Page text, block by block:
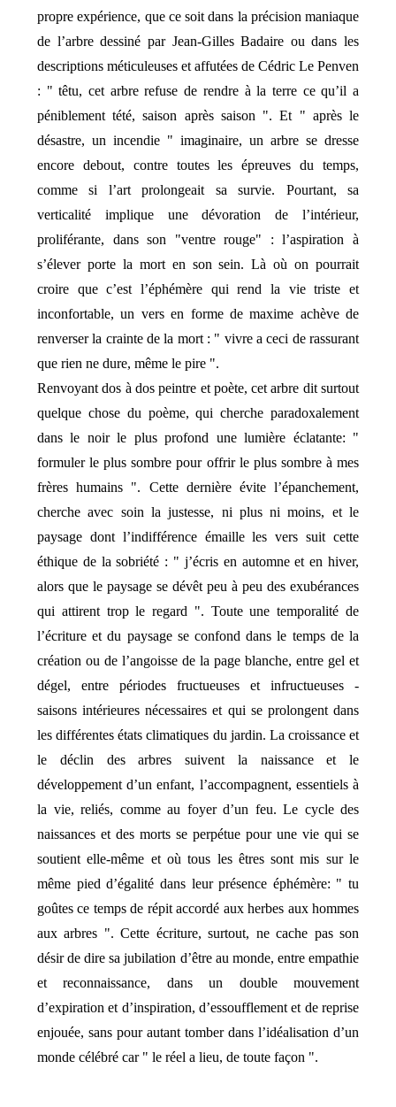
propre expérience, que ce soit dans la précision maniaque
de l’arbre dessiné par Jean-Gilles Badaire ou dans les
descriptions méticuleuses et affutées de Cédric Le Penven
: " têtu, cet arbre refuse de rendre à la terre ce qu’il a
péniblement tété, saison après saison ". Et " après le
désastre, un incendie " imaginaire, un arbre se dresse
encore debout, contre toutes les épreuves du temps,
comme si l’art prolongeait sa survie. Pourtant, sa
verticalité implique une dévoration de l’intérieur,
proliférante, dans son "ventre rouge" : l’aspiration à
s’élever porte la mort en son sein. Là où on pourrait
croire que c’est l’éphémère qui rend la vie triste et
inconfortable, un vers en forme de maxime achève de
renverser la crainte de la mort : " vivre a ceci de rassurant
que rien ne dure, même le pire ".
Renvoyant dos à dos peintre et poète, cet arbre dit surtout
quelque chose du poème, qui cherche paradoxalement
dans le noir le plus profond une lumière éclatante: "
formuler le plus sombre pour offrir le plus sombre à mes
frères humains ". Cette dernière évite l’épanchement,
cherche avec soin la justesse, ni plus ni moins, et le
paysage dont l’indifférence émaille les vers suit cette
éthique de la sobriété : " j’écris en automne et en hiver,
alors que le paysage se dévêt peu à peu des exubérances
qui attirent trop le regard ". Toute une temporalité de
l’écriture et du paysage se confond dans le temps de la
création ou de l’angoisse de la page blanche, entre gel et
dégel, entre périodes fructueuses et infructueuses -
saisons intérieures nécessaires et qui se prolongent dans
les différentes états climatiques du jardin. La croissance et
le déclin des arbres suivent la naissance et le
développement d’un enfant, l’accompagnent, essentiels à
la vie, reliés, comme au foyer d’un feu. Le cycle des
naissances et des morts se perpétue pour une vie qui se
soutient elle-même et où tous les êtres sont mis sur le
même pied d’égalité dans leur présence éphémère: " tu
goûtes ce temps de répit accordé aux herbes aux hommes
aux arbres ". Cette écriture, surtout, ne cache pas son
désir de dire sa jubilation d’être au monde, entre empathie
et reconnaissance, dans un double mouvement
d’expiration et d’inspiration, d’essoufflement et de reprise
enjouée, sans pour autant tomber dans l’idéalisation d’un
monde célébré car " le réel a lieu, de toute façon ".